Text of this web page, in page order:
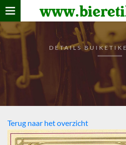
Home
verzamelen
De bierkaart
Bezoekers
DETAILS
Terug naar het overzicht